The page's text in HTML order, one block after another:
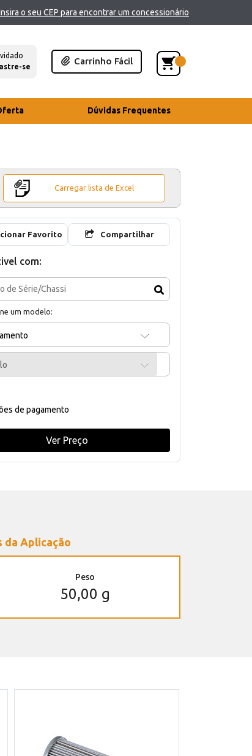
o seu CEP para encontrar um concessionário
se
Carrinho Fácil
Dúvidas Frequentes
Carregar lista de Excel
Favorito Compartilhar
com:
um modelo:
de pagamento
Ver Preço
da Aplicação
Peso
50,00 g